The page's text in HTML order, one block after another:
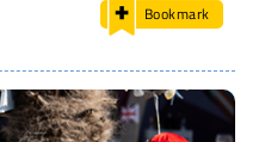
Bookmark